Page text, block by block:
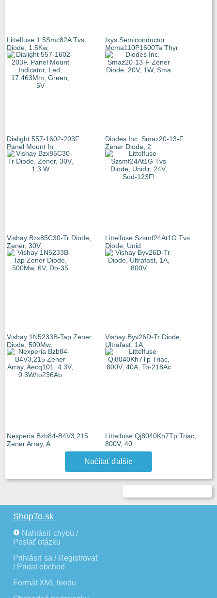
Littelfuse 1.5Smc82A Tvs
Diode, 1.5Kw,
Ixys Semiconductor
Mcma110P1600Ta Thyr
Dialight 557-1602-203F.
Panel Mount In
Diodes Inc. Smaz20-13-F
Zener Diode, 2
Vishay Bzx85C30-Tr Diode,
Zener, 30V,
Littelfuse Szsmf24At1G Tvs
Diode, Unid
Vishay 1N5233B-Tap Zener
Diode, 500Mw,
Vishay Byv26D-Tr Diode,
Ultrafast, 1A,
Nexperia Bzb84-B4V3,215
Zener Array, A
Littelfuse Qj8040Kh7Tp Triac,
800V, 40
Načítať ďalšie
ShopTo.sk
Nahlásiť chybu /
Poslať otázku
Prihlásiť sa / Registrovať
/ Pridat obchod
Formát XML feedu